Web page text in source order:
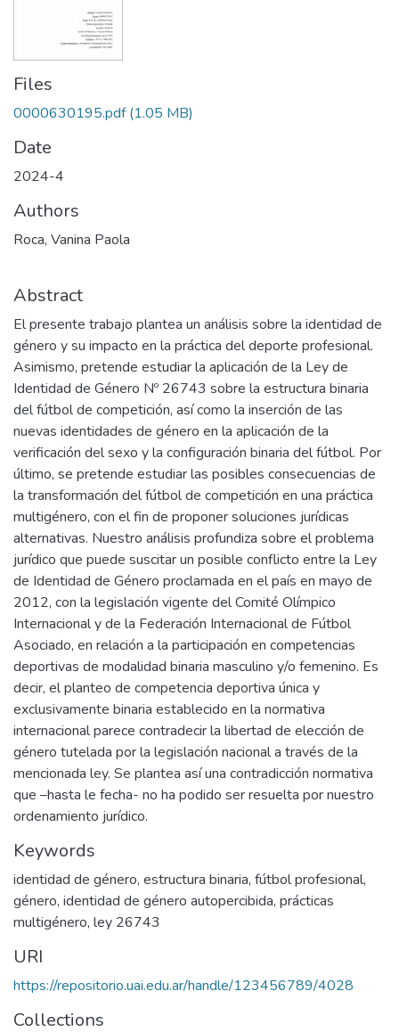
Files
0000630195.pdf (1.05 MB)
Date
2024-4
Authors
Roca, Vanina Paola
Abstract
El presente trabajo plantea un análisis sobre la identidad de
género y su impacto en la práctica del deporte profesional.
Asimismo, pretende estudiar la aplicación de la Ley de
Identidad de Género Nº 26743 sobre la estructura binaria
del fútbol de competición, así como la inserción de las
nuevas identidades de género en la aplicación de la
verificación del sexo y la configuración binaria del fútbol. Por
último, se pretende estudiar las posibles consecuencias de
la transformación del fútbol de competición en una práctica
multigénero, con el fin de proponer soluciones jurídicas
alternativas. Nuestro análisis profundiza sobre el problema
jurídico que puede suscitar un posible conflicto entre la Ley
de Identidad de Género proclamada en el país en mayo de
2012, con la legislación vigente del Comité Olímpico
Internacional y de la Federación Internacional de Fútbol
Asociado, en relación a la participación en competencias
deportivas de modalidad binaria masculino y/o femenino. Es
decir, el planteo de competencia deportiva única y
exclusivamente binaria establecido en la normativa
internacional parece contradecir la libertad de elección de
género tutelada por la legislación nacional a través de la
mencionada ley. Se plantea así una contradicción normativa
que –hasta le fecha- no ha podido ser resuelta por nuestro
ordenamiento jurídico.
Keywords
identidad de género, estructura binaria, fútbol profesional,
género, identidad de género autopercibida, prácticas
multigénero, ley 26743
URI
https://repositorio.uai.edu.ar/handle/123456789/4028
Collections